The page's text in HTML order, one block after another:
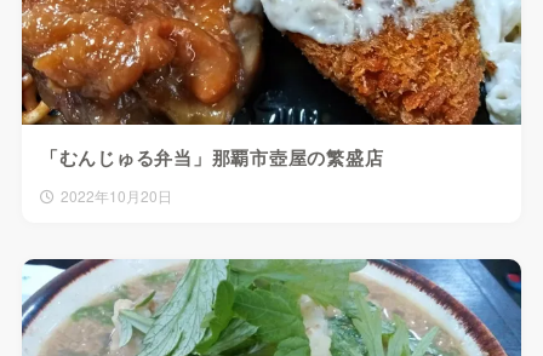
「むんじゅる弁当」那覇市壺屋の繁盛店
2022年10月20日